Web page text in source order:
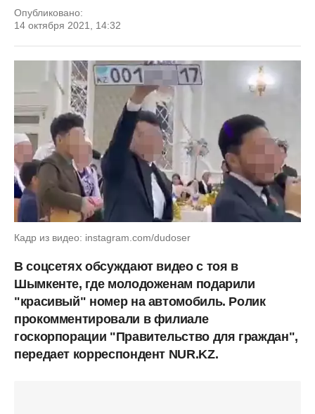
Опубликовано:
14 октября 2021, 14:32
Кадр из видео: instagram.com/dudoser
В соцсетях обсуждают видео с тоя в
Шымкенте, где молодоженам подарили
"красивый" номер на автомобиль. Ролик
прокомментировали в филиале
госкорпорации "Правительство для граждан",
передает корреспондент NUR.KZ.